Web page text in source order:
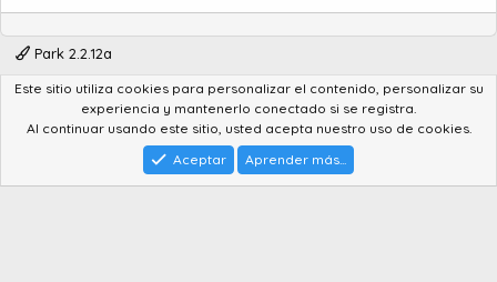
Park 2.2.12a
Community platform by XenForo® © 2010-2022 XenForo Ltd.
Advanced Forum Stats by AddonFlare - Premium XF2 Addons
Feedback SystembyXenCentral.com
StylesFactory.pl
Este sitio utiliza cookies para personalizar el contenido, personalizar su
experiencia y mantenerlo conectado si se registra.
Al continuar usando este sitio, usted acepta nuestro uso de cookies.
Aceptar
Aprender más...